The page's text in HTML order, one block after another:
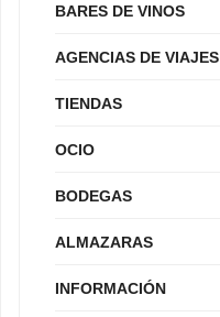
BARES DE VINOS
AGENCIAS DE VIAJES
TIENDAS
OCIO
BODEGAS
ALMAZARAS
INFORMACIÓN